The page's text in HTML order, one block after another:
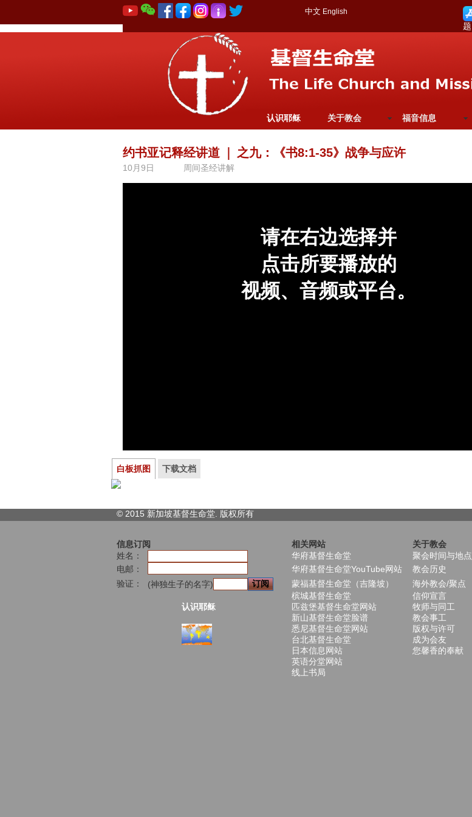
中文 English
题
认识耶稣 关于教会 福音信息
约书亚记释经讲道 之九：《书8:1-35》战争与应许
10月9日 周间圣经讲解
白板抓图 下载文档
© 2015 新加坡基督生命堂. 版权所有
信息订阅 相关网站 关于教会
姓名：
华府基督生命堂 聚会时间与地点
电邮：
华府基督生命堂YouTube网站 教会历史
验证：
(神独生子的名字) 蒙福基督生命堂（吉隆坡） 海外教会/聚点
槟城基督生命堂
信仰宣言
认识耶稣
匹兹堡基督生命堂网站 牧师与同工
新山基督生命堂脸谱
教会事工
悉尼基督生命堂网站
版权与许可
台北基督生命堂
成为会友
日本信息网站
您馨香的奉献
英语分堂网站
线上书局